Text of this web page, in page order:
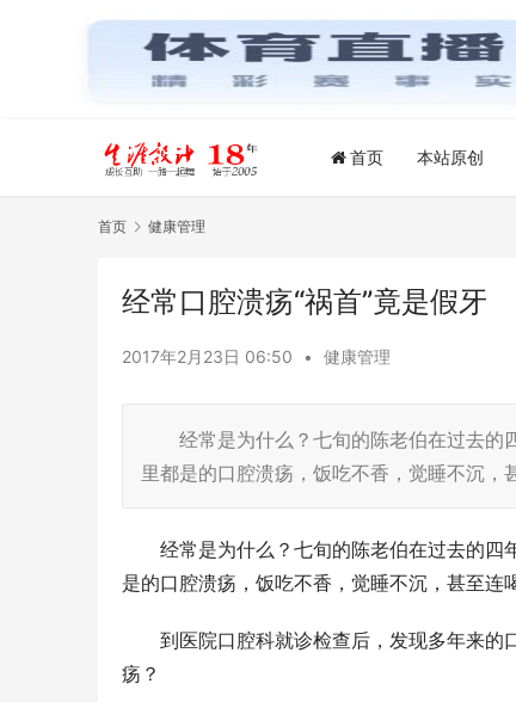
首页 本站原创
首页 健康管理
经常口腔溃疡“祸首”竟是假牙
2017年2月23日 06:50 • 健康管理
经常是为什么？七旬的陈老伯在过去的
里都是的口腔溃疡，饭吃不香，觉睡不沉，
经常是为什么？七旬的陈老伯在过去的四
是的口腔溃疡，饭吃不香，觉睡不沉，甚至连
到医院口腔科就诊检查后，发现多年来的
疡？